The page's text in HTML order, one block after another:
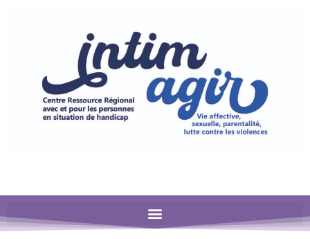
comprend